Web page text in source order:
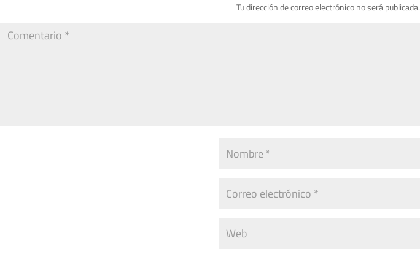
Tu dirección de correo electrónico no será publicada.